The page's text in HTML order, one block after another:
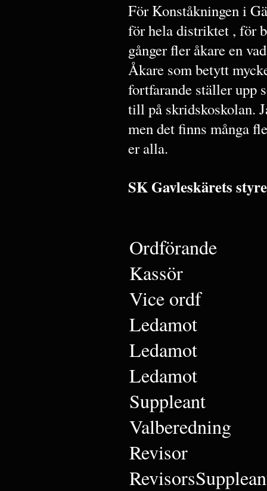
För Konståkningen i
för hela distriktet , för
gånger fler åkare en
Åkare som betytt
fortfarande ställer upp
till på skridskoskolan.
men det finns många
er alla.
SK Gavleskärets
Ordförande
Kassör
Vice ordf
Ledamot
Ledamot
Ledamot
Suppleant
Valberedning
Revisor